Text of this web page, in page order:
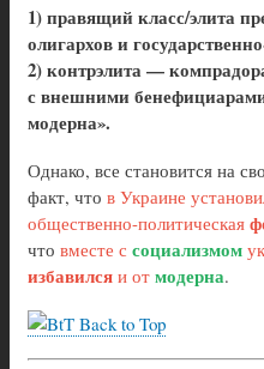
1) правящий класс/элита
олигархов и
2) контрэлита —
с внешними
модерна».
Однако, все становится на
факт, что в Украине
общественно-политическая
что вместе с социализмом
избавился и от модерна.
Back to Top